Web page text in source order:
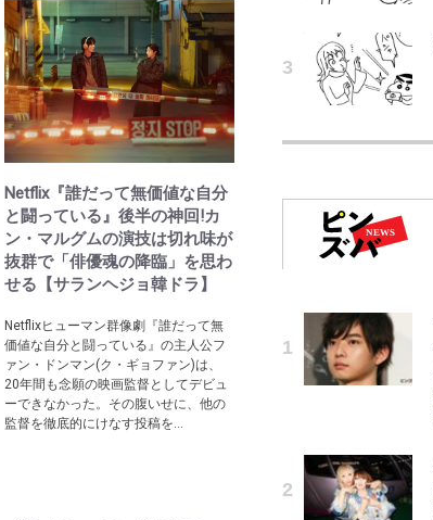
Netflix『誰だって無価値な自分
と闘っている』後半の神回!カ
ン・マルグムの演技は切れ味が
抜群で「俳優魂の降臨」を思わ
せる【サランヘジョ韓ドラ】
Netflixヒューマン群像劇『誰だって無
価値な自分と闘っている』の主人公フ
ァン・ドンマン(ク・ギョファン)は、
20年間も念願の映画監督としてデビュ
ーできなかった。その腹いせに、他の
監督を徹底的にけなす投稿を...